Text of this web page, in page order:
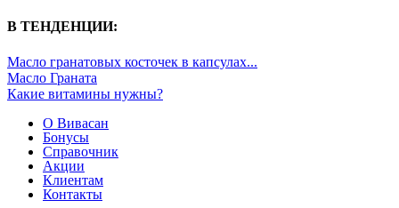
В ТЕНДЕНЦИИ:
Масло гранатовых косточек в капсулах...
Масло Граната
Какие витамины нужны?
О Вивасан
Бонусы
Справочник
Акции
Клиентам
Контакты